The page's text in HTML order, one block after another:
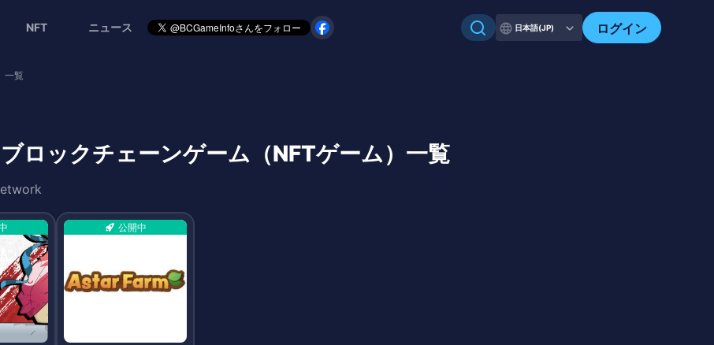
NFT ニュース 日本語(JP) ログイン
自分のアセットを確認
一覧
ロックチェーンゲーム（NFTゲーム）一覧
公開中